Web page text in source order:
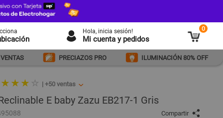
Hola, inicia sesión!
Mi cuenta y pedidos
0
PRECIAZOS PRO ILUMINACIÓN 80% OFF
★ ★ ☆ | +50 ventas
E baby Zazu EB217-1 Gris
Compartir